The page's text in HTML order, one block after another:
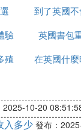
到了英國
驗
英國書包
殖
在英國什
2025-10-20
入多少 發布：